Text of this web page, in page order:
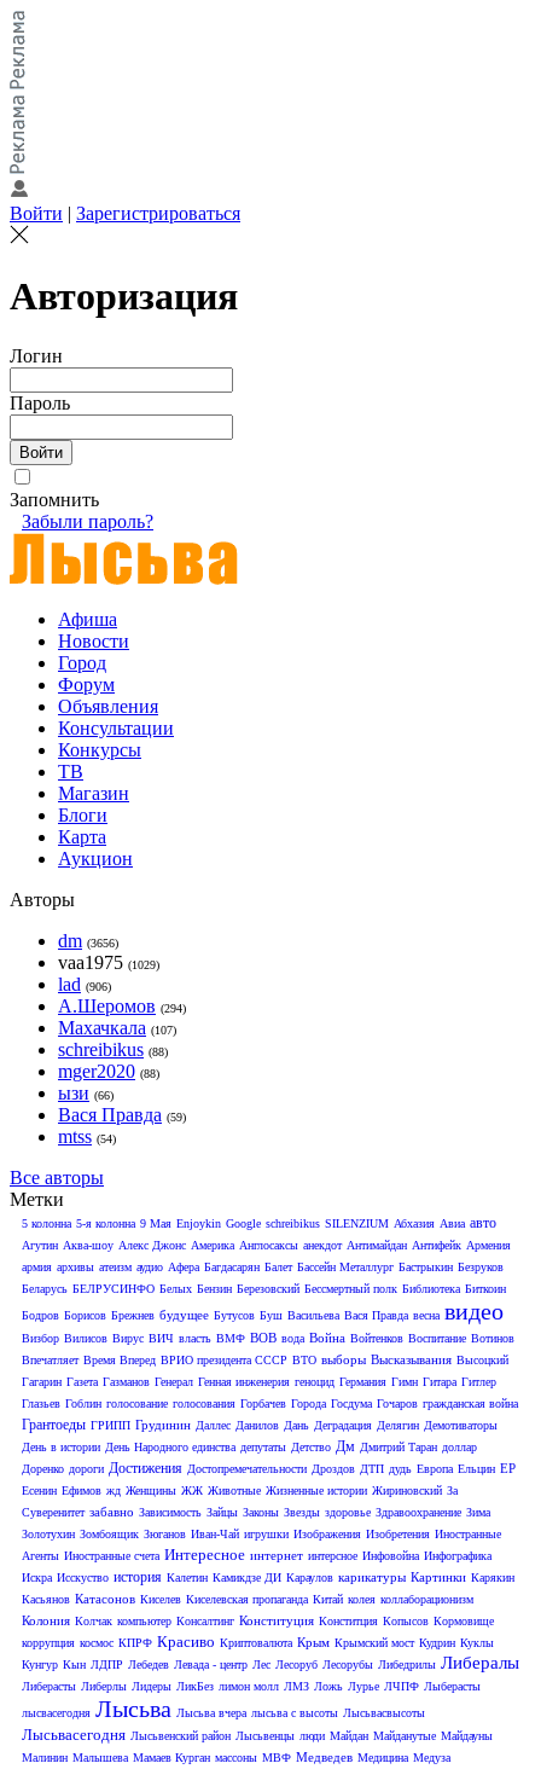
Войти | Зарегистрироваться
Авторизация
Логин
Пароль
Запомнить
Забыли пароль?
Афиша
Новости
Город
Форум
Объявления
Консультации
Конкурсы
ТВ
Магазин
Блоги
Карта
Аукцион
Авторы
dm (3656)
vaa1975 (1029)
lad (906)
А.Шеромов (294)
Махачкала (107)
schreibikus (88)
mger2020 (88)
ызи (66)
Вася Правда (59)
mtss (54)
Все авторы
Метки
5 колонна 5-я колонна 9 Мая Enjoykin Google schreibikus SILENZIUM Абхазия Авиа авто
Агутин Аква-шоу Алекс Джонс Америка Англосаксы анекдот Антимайдан Антифейк Армения
армия архивы атеизм аудио Афера Багдасарян Балет Бассейн Металлург Бастрыкин Безруков
Беларусь БЕЛРУСИНФО Белых Бензин Березовский Бессмертный полк Библиотека Биткоин
Бодров Борисов Брежнев будущее Бутусов Буш Васильева Вася Правда весна видео
Визбор Вилисов Вирус ВИЧ власть ВМФ ВОВ вода Война Войтенков Воспитание Вотинов
Впечатляет Время Вперед ВРИО президента СССР ВТО выборы Высказывания Высоцкий
Гагарин Газета Газманов Генерал Генная инженерия геноцид Германия Гимн Гитара Гитлер
Глазьев Гоблин голосование голосования Горбачев Города Госдума Гочаров гражданская война
Грантоеды ГРИПП Грудинин Даллес Данилов Дань Деградация Делягин Демотиваторы
День в истории День Народного единства депутаты Детство Дм Дмитрий Таран доллар
Доренко дороги Достижения Достопремечательности Дроздов ДТП дудь Европа Ельцин ЕР
Есенин Ефимов жд Женщины ЖЖ Животные Жизненные истории Жириновский За
Суверенитет забавно Зависимость Зайцы Законы Звезды здоровье Здравоохранение Зима
Золотухин Зомбоящик Зюганов Иван-Чай игрушки Изображения Изобретения Иностранные
Агенты Иностранные счета Интересное интернет интерсное Инфовойна Инфографика
Искра Исскуство история Калетин Камикдзе ДИ Караулов карикатуры Картинки Карякин
Касьянов Катасонов Киселев Киселевская пропаганда Китай колея коллаборационизм
Колония Колчак компьютер Консалтинг Конституция Конститция Копысов Кормовище
коррупция космос КПРФ Красиво Криптовалюта Крым Крымский мост Кудрин Куклы
Кунгур Кын ЛДПР Лебедев Левада - центр Лес Лесоруб Лесорубы Либедрилы Либералы
Либерасты Либерлы Лидеры ЛикБез лимон молл ЛМЗ Ложь Лурье ЛЧПФ Лыберасты
лысвасегодня Лысьва Лысьва вчера лысьва с высоты Лысьвасвысоты
Лысьвасегодня Лысьвенский район Лысьвенцы люди Майдан Майданутые Майдауны
Малинин Малышева Мамаев Курган массоны МВФ Медведев Медицина Медуза